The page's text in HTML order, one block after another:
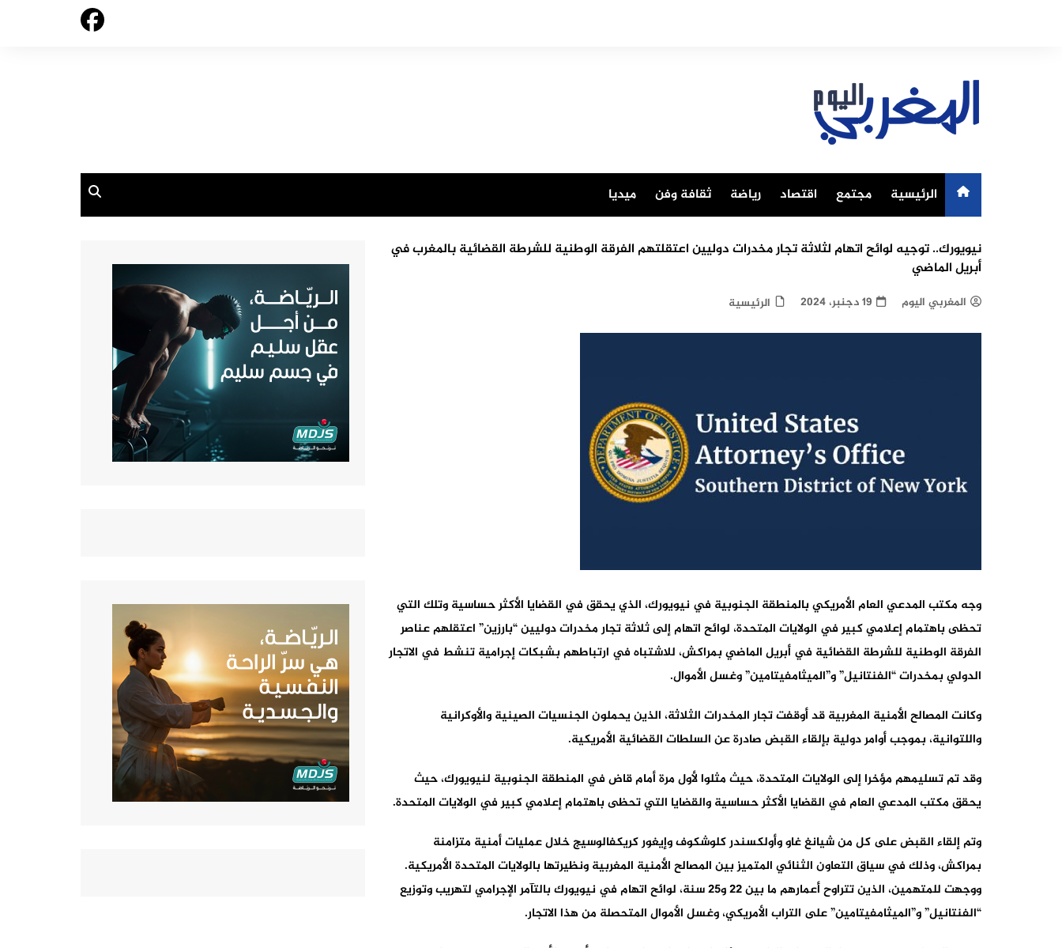
الرئيسية مجتمع اقتصاد رياضة ثقافة وفن ميديا
نيويورك.. توجيه لوائح اتهام لثلاثة تجار مخدرات دوليين اعتقلتهم الفرقة الوطنية للشرطة القضائية بالمغرب في
أبريل الماضي
المغربي اليوم 19 دجنبر، 2024 الرئيسية
وجه مكتب المدعي العام الأمريكي بالمنطقة الجنوبية في نيويورك، الذي يحقق في القضايا الأكثر حساسية وتلك التي
تحظى باهتمام إعلامي كبير في الولايات المتحدة، لوائح اتهام إلى ثلاثة تجار مخدرات دوليين “بارزين” اعتقلهم عناصر
الفرقة الوطنية للشرطة القضائية في أبريل الماضي بمراكش، للاشتباه في ارتباطهم بشبكات إجرامية تنشط في الاتجار
الدولي بمخدرات “الفنتانيل” و”الميثامفيتامين” وغسل الأموال.
وكانت المصالح الأمنية المغربية قد أوقفت تجار المخدرات الثلاثة، الذين يحملون الجنسيات الصينية والأوكرانية
واللتوانية، بموجب أوامر دولية بإلقاء القبض صادرة عن السلطات القضائية الأمريكية.
وقد تم تسليمهم مؤخرا إلى الولايات المتحدة، حيث مثلوا لأول مرة أمام قاض في المنطقة الجنوبية لنيويورك، حيث
يحقق مكتب المدعي العام في القضايا الأكثر حساسية والقضايا التي تحظى باهتمام إعلامي كبير في الولايات المتحدة.
وتم إلقاء القبض على كل من شيانغ غاو وأولكسندر كلوشكوف وإيغور كريكفالوسيج خلال عمليات أمنية متزامنة
بمراكش، وذلك في سياق التعاون الثنائي المتميز بين المصالح الأمنية المغربية ونظيرتها بالولايات المتحدة الأمريكية.
ووجهت للمتهمين، الذين تتراوح أعمارهم ما بين 22 و25 سنة، لوائح اتهام في نيويورك بالتآمر الإجرامي لتهريب وتوزيع
“الفنتانيل” و”الميثامفيتامين” على التراب الأمريكي، وغسل الأموال المتحصلة من هذا الاتجار.